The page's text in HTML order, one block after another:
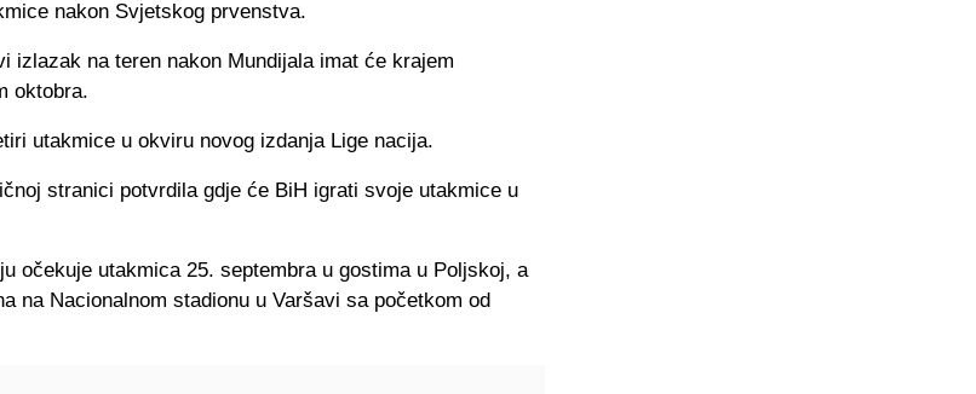
nakon Svjetskog prvenstva.
izlazak na teren nakon Mundijala imat će krajem
oktobra.
utakmice u okviru novog izdanja Lige nacija.
stranici potvrdila gdje će BiH igrati svoje utakmice u
očekuje utakmica 25. septembra u gostima u Poljskoj, a
na Nacionalnom stadionu u Varšavi sa početkom od